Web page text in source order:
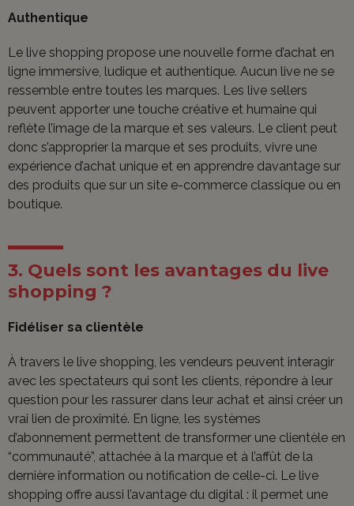
Authentique
Le live shopping propose une nouvelle forme d’achat en
ligne immersive, ludique et authentique. Aucun live ne se
ressemble entre toutes les marques. Les live sellers
peuvent apporter une touche créative et humaine qui
reflète l’image de la marque et ses valeurs. Le client peut
donc s’approprier la marque et ses produits, vivre une
expérience d’achat unique et en apprendre davantage sur
des produits que sur un site e-commerce classique ou en
boutique.
3. Quels sont les avantages du live
shopping ?
Fidéliser sa clientèle
À travers le live shopping, les vendeurs peuvent interagir
avec les spectateurs qui sont les clients, répondre à leur
question pour les rassurer dans leur achat et ainsi créer un
vrai lien de proximité. En ligne, les systèmes
d’abonnement permettent de transformer une clientèle en
“communauté”, attachée à la marque et à l’affût de la
dernière information ou notification de celle-ci. Le live
shopping offre aussi l’avantage du digital : il permet une